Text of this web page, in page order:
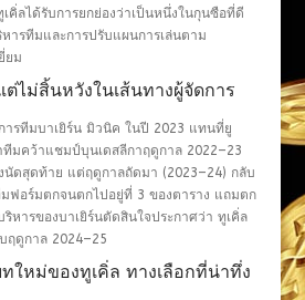
คิ่ลได้รับการยกย่องว่าเป็นหนึ่งในกุนซือที่ดี
ารทีมและการปรับแผนการเล่นตาม
ยม
ต่ไม่สิ้นหวังในเส้นทางผู้จัดการ
ารทีมบาเยิร์น มิวนิค ในปี 2023 แทนที่ยู
ทีมคว้าแชมป์บุนเดสลีกาฤดูกาล 2022–23
นัดสุดท้าย แต่ฤดูกาลถัดมา (2023–24) กลับ
ฟอร์มตกจนตกไปอยู่ที่ 3 ของตาราง แถมตก
หารของบาเยิร์นตัดสินใจประกาศว่า ทูเคิ่ล
ฤดูกาล 2024–25
ใหม่ของทูเคิ่ล ทางเลือกที่น่าทึ่ง